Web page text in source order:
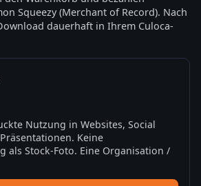
Squeezy (Merchant of Record). Nach
dauerhaft in Ihrem Culoca-
Nutzung in Websites, Social
Keine
als Stock-Foto. Eine Organisation /